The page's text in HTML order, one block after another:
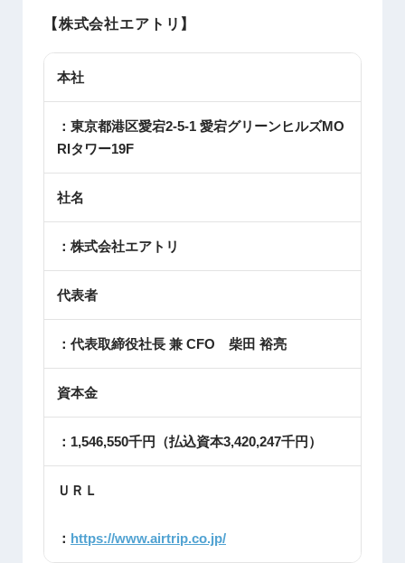
【株式会社エアトリ】
本社
：東京都港区愛宕2-5-1 愛宕グリーンヒルズMO
RIタワー19F
社名
：株式会社エアトリ
代表者
：代表取締役社長 兼 CFO 柴田 裕亮
資本金
：1,546,550千円（払込資本3,420,247千円）
ＵＲＬ
： https://www.airtrip.co.jp/